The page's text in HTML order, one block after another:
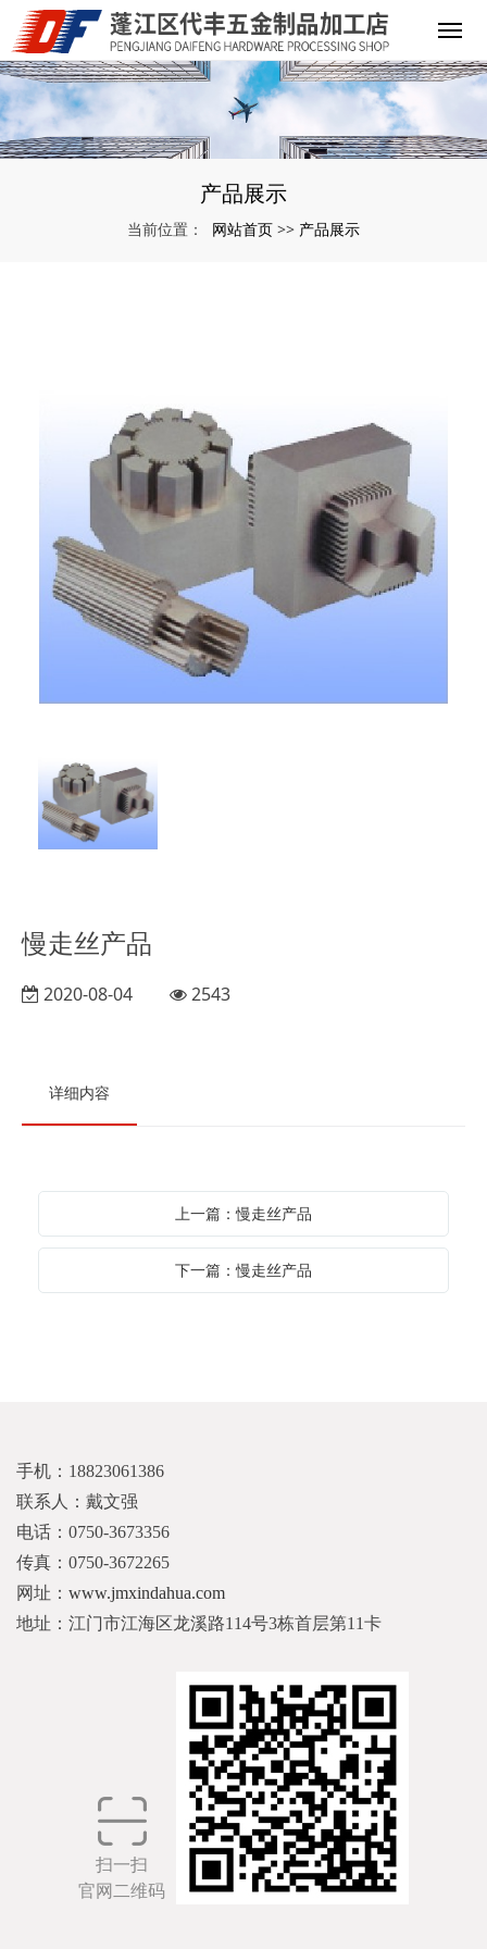
产品展示
当前位置： 网站首页 >> 产品展示
慢走丝产品
2020-08-04 2543
详细内容
上一篇：慢走丝产品
下一篇：慢走丝产品
手机：18823061386
联系人：戴文强
电话：0750-3673356
传真：0750-3672265
网址： www.jmxindahua.com
地址：江门市江海区龙溪路114号3栋首层第11卡
扫一扫
官网二维码